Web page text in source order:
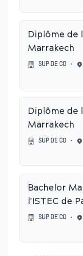
Diplôme de
Marrakech
SUP DE CO •
Diplôme de
Marrakech
SUP DE CO •
Bachelor
l’ISTEC de
SUP DE CO •